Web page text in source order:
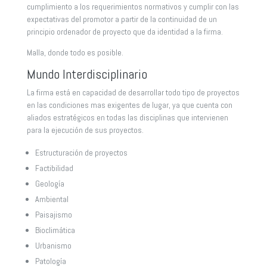
cumplimiento a los requerimientos normativos y cumplir con las
expectativas del promotor a partir de la continuidad de un
principio ordenador de proyecto que da identidad a la firma.
Malla, donde todo es posible.
Mundo Interdisciplinario
La firma está en capacidad de desarrollar todo tipo de proyectos
en las condiciones mas exigentes de lugar, ya que cuenta con
aliados estratégicos en todas las disciplinas que intervienen
para la ejecución de sus proyectos.
Estructuración de proyectos
Factibilidad
Geología
Ambiental
Paisajismo
Bioclimática
Urbanismo
Patología